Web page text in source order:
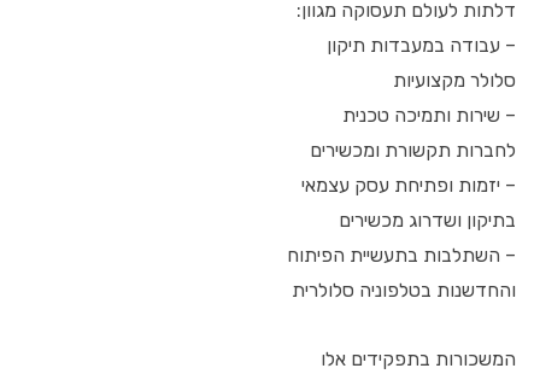
דלתות לעולם תעסוקה מגוון:
– עבודה במעבדות תיקון
סלולר מקצועיות
– שירות ותמיכה טכנית
לחברות תקשורת ומכשירים
– יזמות ופתיחת עסק עצמאי
בתיקון ושדרוג מכשירים
– השתלבות בתעשיית הפיתוח
והחדשנות בטלפוניה סלולרית
המשכורות בתפקידים אלו